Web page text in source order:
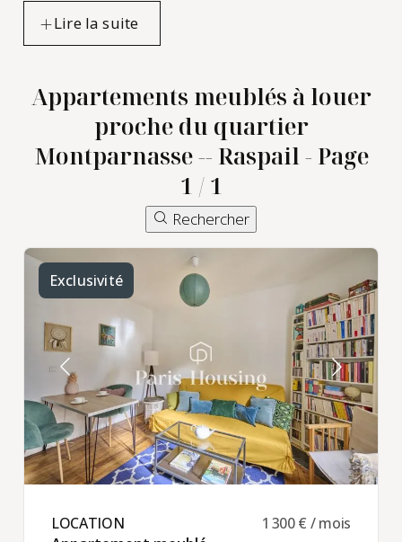
Appartements meublés à louer
proche du quartier
Montparnasse -- Raspail - Page
1 / 1
Rechercher
Exclusivité
LOCATION ​ 1 300 € / mois